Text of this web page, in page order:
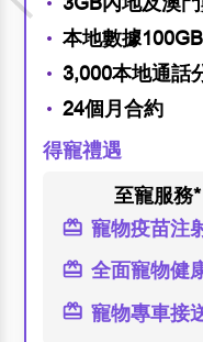
本地數據100GB
3,000本地通話
24個月合約
得寵禮遇
至寵服務*
寵物疫苗注
全面寵物健
寵物專車接